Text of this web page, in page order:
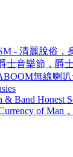
- 清麗脫俗，
士音樂節，爵
無線喇
& Band Honest
of Man